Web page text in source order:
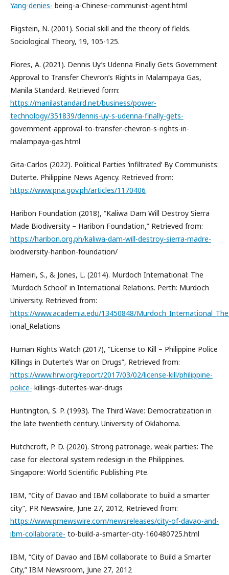
Yang-denies- being-a-Chinese-communist-agent.html
Fligstein, N. (2001). Social skill and the theory of fields.
Sociological Theory, 19, 105-125.
Flores, A. (2021). Dennis Uy’s Udenna Finally Gets Government
Approval to Transfer Chevron’s Rights in Malampaya Gas,
Manila Standard. Retrieved form:
https://manilastandard.net/business/power-
technology/351839/dennis-uy-s-udenna-finally-gets-
government-approval-to-transfer-chevron-s-rights-in-
malampaya-gas.html
Gita-Carlos (2022). Political Parties ‘infiltrated’ By Communists:
Duterte. Philippine News Agency. Retrieved from:
https://www.pna.gov.ph/articles/1170406
Haribon Foundation (2018), “Kaliwa Dam Will Destroy Sierra
Made Biodiversity – Haribon Foundation,” Retrieved from:
https://haribon.org.ph/kaliwa-dam-will-destroy-sierra-madre-
biodiversity-haribon-foundation/
Hameiri, S., & Jones, L. (2014). Murdoch International: The
'Murdoch School' in International Relations. Perth: Murdoch
University. Retrieved from:
https://www.academia.edu/13450848/
ional_Relations
Human Rights Watch (2017), “License to Kill – Philippine Police
Killings in Duterte’s War on Drugs”, Retrieved from:
https://www.hrw.org/report/2017/03/02/license-kill/philippine-
police- killings-dutertes-war-drugs
Huntington, S. P. (1993). The Third Wave: Democratization in
the late twentieth century. University of Oklahoma.
Hutchcroft, P. D. (2020). Strong patronage, weak parties: The
case for electoral system redesign in the Philippines.
Singapore: World Scientific Publishing Pte.
IBM, “City of Davao and IBM collaborate to build a smarter
city”, PR Newswire, June 27, 2012, Retrieved from:
https://www.prnewswire.com/newsreleases/city-of-davao-and-
ibm-collaborate- to-build-a-smarter-city-160480725.html
IBM, “City of Davao and IBM collaborate to Build a Smarter
City,” IBM Newsroom, June 27, 2012